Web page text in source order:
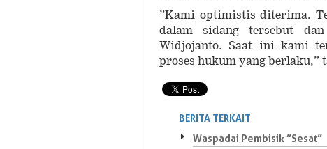
”Kami optimistis diterima.
dalam sidang tersebut
Widjojanto. Saat ini kami
proses hukum yang berlaku,”
BERITA TERKAIT
Waspadai Pembisik ”Sesat”